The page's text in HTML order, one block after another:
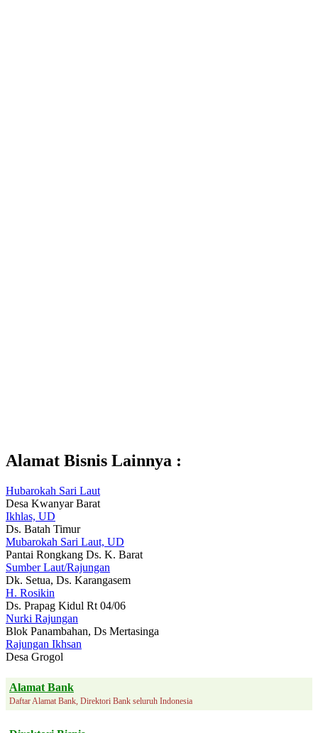
Alamat Bisnis Lainnya :
Hubarokah Sari Laut
Desa Kwanyar Barat
Ikhlas, UD
Ds. Batah Timur
Mubarokah Sari Laut, UD
Pantai Rongkang Ds. K. Barat
Sumber Laut/Rajungan
Dk. Setua, Ds. Karangasem
H. Rosikin
Ds. Prapag Kidul Rt 04/06
Nurki Rajungan
Blok Panambahan, Ds Mertasinga
Rajungan Ikhsan
Desa Grogol
Alamat Bank
Daftar Alamat Bank, Direktori Bank seluruh Indonesia